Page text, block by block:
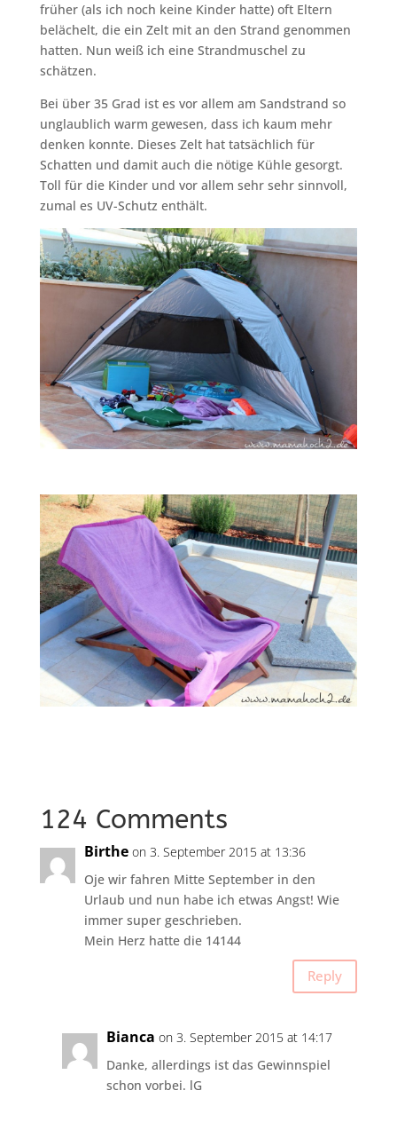
früher (als ich noch keine Kinder hatte) oft Eltern
belächelt, die ein Zelt mit an den Strand genommen
hatten. Nun weiß ich eine Strandmuschel zu
schätzen.
Bei über 35 Grad ist es vor allem am Sandstrand so
unglaublich warm gewesen, dass ich kaum mehr
denken konnte. Dieses Zelt hat tatsächlich für
Schatten und damit auch die nötige Kühle gesorgt.
Toll für die Kinder und vor allem sehr sehr sinnvoll,
zumal es UV-Schutz enthält.
124 Comments
Birthe on 3. September 2015 at 13:36
Oje wir fahren Mitte September in den
Urlaub und nun habe ich etwas Angst! Wie
immer super geschrieben.
Mein Herz hatte die 14144
Reply
Bianca on 3. September 2015 at 14:17
Danke, allerdings ist das Gewinnspiel
schon vorbei. lG